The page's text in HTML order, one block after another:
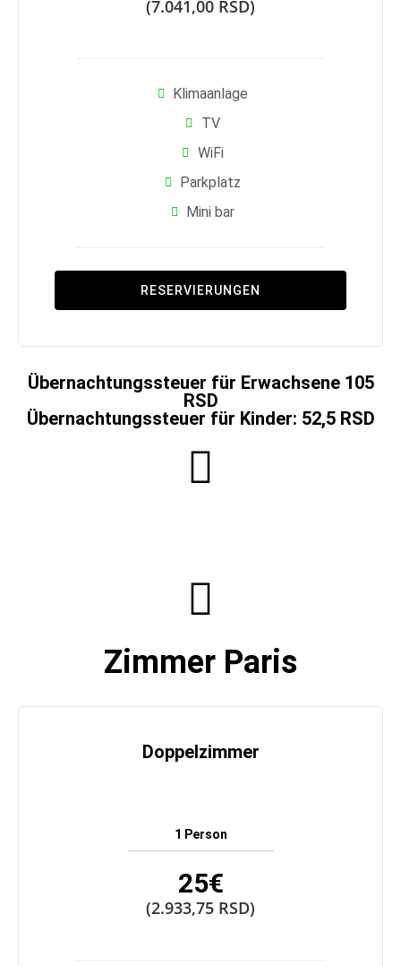
(7.041,00 RSD)
Klimaanlage
TV
WiFi
Parkplatz
Mini bar
RESERVIERUNGEN
Übernachtungssteuer für Erwachsene 105
RSD
Übernachtungssteuer für Kinder: 52,5 RSD
Zimmer Paris
Doppelzimmer
1 Person
25€
(2.933,75 RSD)